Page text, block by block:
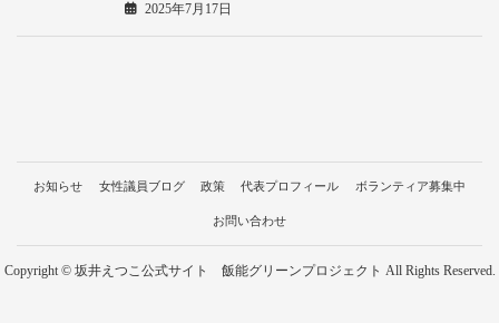
2025年7月17日
お知らせ 女性議員ブログ 政策 代表プロフィール ボランティア募集中
お問い合わせ
Copyright © 坂井えつこ公式サイト 飯能グリーンプロジェクト All Rights Reserved.